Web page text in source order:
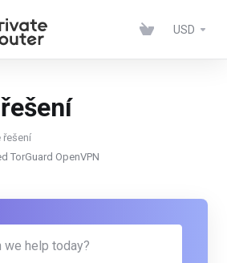
USD
řešení
TorGuard OpenVPN